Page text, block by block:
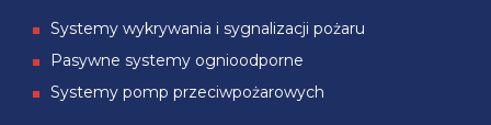
Systemy wykrywania i sygnalizacji pożaru
Pasywne systemy ognioodporne
Systemy pomp przeciwpożarowych